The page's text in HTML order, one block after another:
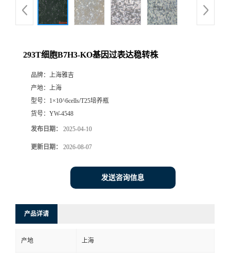
293T细胞B7H3-KO基因过表达稳转株
品牌： 上海雅吉
产地： 上海
型号： 1×10^6cells/T25培养瓶
货号： YW-4548
发布日期： 2025-04-10
更新日期： 2026-08-07
发送咨询信息
产品详请
产地 上海